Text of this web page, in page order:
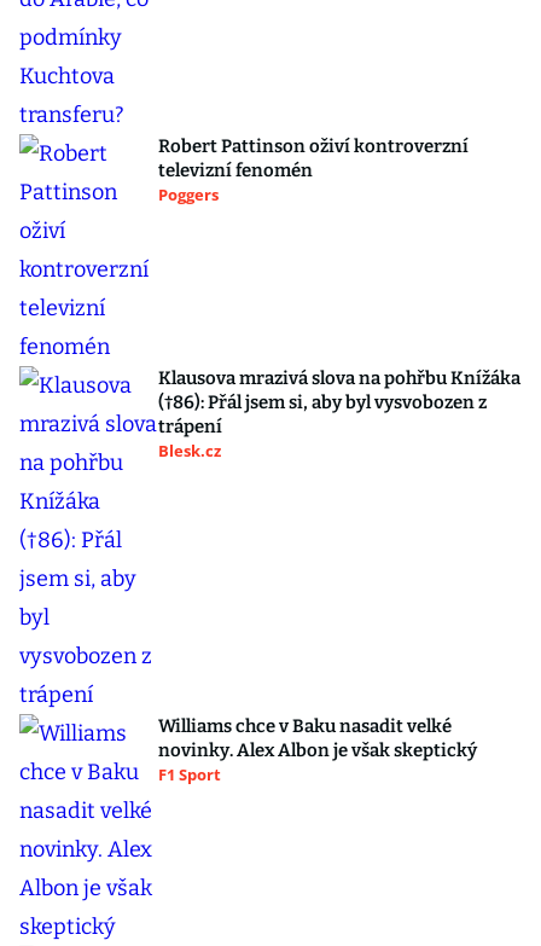
Robert Pattinson oživí kontroverzní
televizní fenomén
Poggers
Klausova mrazivá slova na pohřbu Knížáka
(†86): Přál jsem si, aby byl vysvobozen z
trápení
Blesk.cz
Williams chce v Baku nasadit velké
novinky. Alex Albon je však skeptický
F1 Sport